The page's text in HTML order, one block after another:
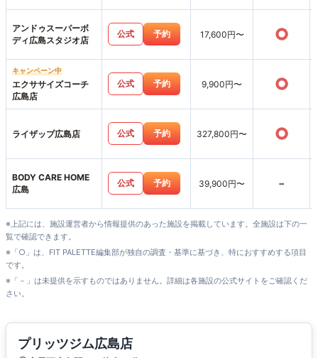
アンドゥスーパーボ
ディ広島スタジオ店
公式 予約 17,600円〜 ○
キャンペーン中
エクササイズコーチ
広島店
公式 予約 9,900円〜 ○
ライザップ広島店 公式 予約 327,800円〜 ○
BODY CARE HOME
広島
公式 予約 39,900円〜 -
※上記には、施設運営者から情報提供のあった施設を掲載しています。全施設は下の一
覧で確認できます。
※「○」は、FIT PALETTE編集部が独自の調査・基準に基づき、特におすすめする項目
です。
※「－」は未提供を示すものではありません。詳細は各施設の公式サイトをご確認くだ
さい。
プリッツジム広島店